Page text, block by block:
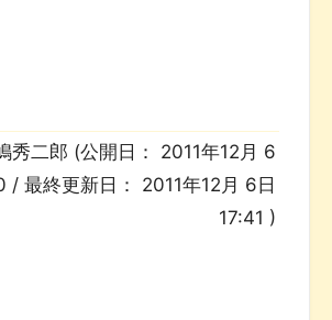
秀二郎 (公開日： 2011年12月 6
/ 最終更新日： 2011年12月 6日
17:41 )